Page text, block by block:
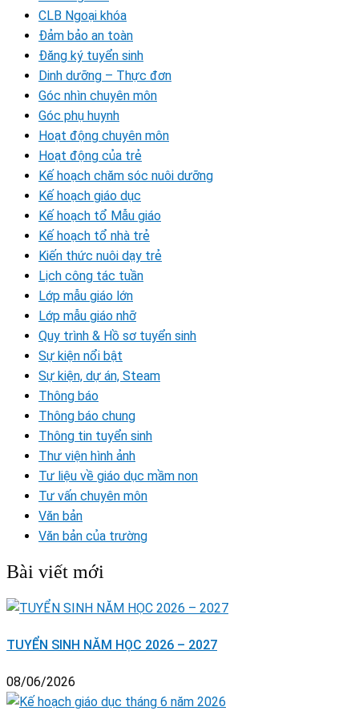
CLB Ngoại khóa
Đảm bảo an toàn
Đăng ký tuyển sinh
Dinh dưỡng – Thực đơn
Góc nhìn chuyên môn
Góc phụ huynh
Hoạt động chuyên môn
Hoạt động của trẻ
Kế hoạch chăm sóc nuôi dưỡng
Kế hoạch giáo dục
Kế hoạch tổ Mẫu giáo
Kế hoạch tổ nhà trẻ
Kiến thức nuôi dạy trẻ
Lịch công tác tuần
Lớp mẫu giáo lớn
Lớp mẫu giáo nhỡ
Quy trình & Hồ sơ tuyển sinh
Sự kiện nổi bật
Sự kiện, dự án, Steam
Thông báo
Thông báo chung
Thông tin tuyển sinh
Thư viện hình ảnh
Tư liệu về giáo dục mầm non
Tư vấn chuyên môn
Văn bản
Văn bản của trường
Bài viết mới
TUYỂN SINH NĂM HỌC 2026 – 2027
08/06/2026